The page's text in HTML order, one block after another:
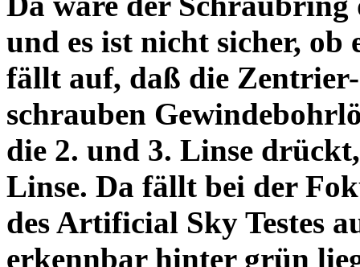
und es ist nicht sicher,
fällt auf, daß die Zentrier-
schrauben
die 2. und 3. Linse
Linse. Da fällt bei der
des Artificial Sky Testes
erkennbar hinter grün